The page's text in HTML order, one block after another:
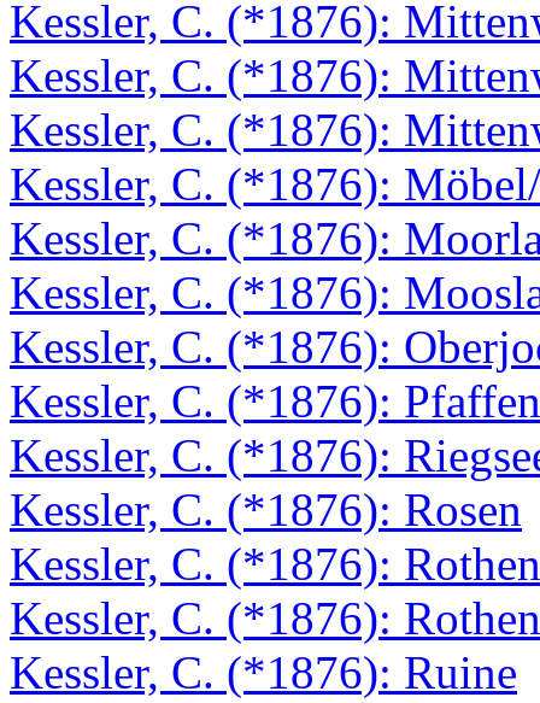
Kessler, C. (*1876):
Kessler, C. (*1876):
Kessler, C. (*1876):
Kessler, C. (*1876):
Kessler, C. (*1876):
Kessler, C. (*1876):
Kessler, C. (*1876):
Kessler, C. (*1876):
Kessler, C. (*1876):
Kessler, C. (*1876): Rosen
Kessler, C. (*1876):
Kessler, C. (*1876):
Kessler, C. (*1876): Ruine